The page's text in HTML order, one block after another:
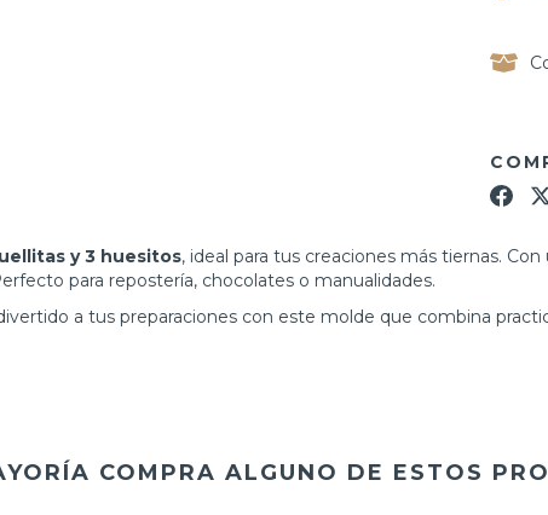
y 3 huesitos, ideal para tus creaciones más tiernas.
para repostería, chocolates o manualidades.
a tus preparaciones con este molde que combina
COMPRA ALGUNO DE ESTOS